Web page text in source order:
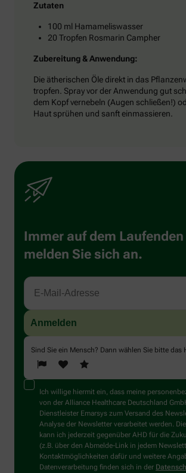
Zutaten
100 ml Hamameliswasser
20 Tropfen Rosmarin Campher
Zubereitung & Anwendung:
Die ätherischen Öle direkt in das
tropfen. Spray vor der Anwendung gut
dem Kopf vernebeln (Augen schließen!)
Haut sprühen und sanft einmassieren.
Immer auf dem
melden Sie sich an.
Sind Sie ein Mensch? Dann wählen Sie bitte das
Ich willige hiermit ein, dass meine
von der Alliance Healthcare Deutschland
Dienstleister Emarsys zum Versand des
Analyse der Newsletter verarbeitet werden.
kann ich jederzeit gegenüber AHD für die
(z.B. über den Abmelde-Link in jedem
Kontaktmöglichkeiten dafür und weitere
Datenverarbeitung finden sich in der